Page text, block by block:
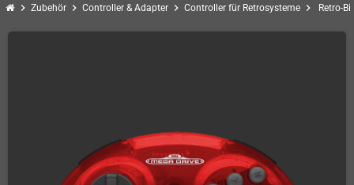
chevron_right Zubehör chevron_right Controller & Adapter chevron_right Controller für Retrosysteme chevron_right Retro-